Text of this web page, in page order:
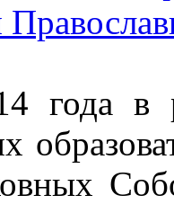
года